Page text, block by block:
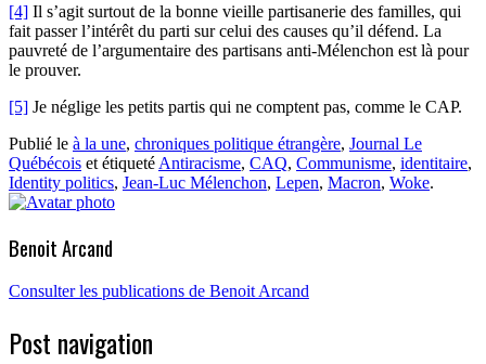
[4] Il s’agit surtout de la bonne vieille partisanerie des familles, qui
fait passer l’intérêt du parti sur celui des causes qu’il défend. La
pauvreté de l’argumentaire des partisans anti-Mélenchon est là pour
le prouver.
[5] Je néglige les petits partis qui ne comptent pas, comme le CAP.
Publié le à la une, chroniques politique étrangère, Journal Le
Québécois et étiqueté Antiracisme, CAQ, Communisme, identitaire,
Identity politics, Jean-Luc Mélenchon, Lepen, Macron, Woke.
Benoit Arcand
Consulter les publications de Benoit Arcand
Post navigation